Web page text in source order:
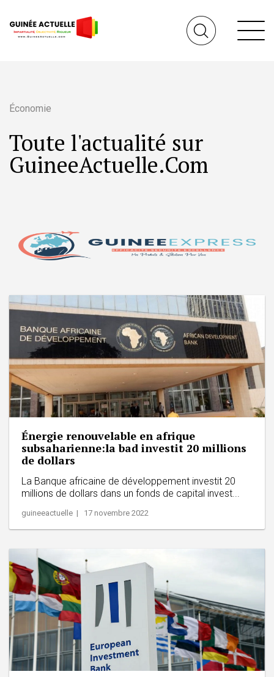
Économie
Toute l'actualité sur
GuineeActuelle.Com
Énergie renouvelable en afrique
subsaharienne:la bad investit 20 millions
de dollars
La Banque africaine de développement investit 20
millions de dollars dans un fonds de capital invest...
guineeactuelle | 17 novembre 2022